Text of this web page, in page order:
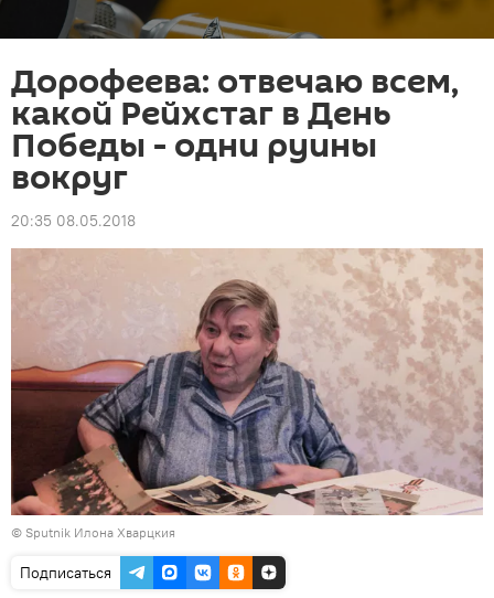
Дорофеева: отвечаю всем,
какой Рейхстаг в День
Победы - одни руины
вокруг
20:35 08.05.2018
© Sputnik Илона Хварцкия
Подписаться